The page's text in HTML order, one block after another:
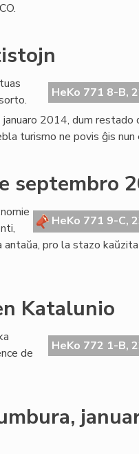
HeKo 771 8-B,
2014, dum restado
turismo ne povis ĝis nun
septembro
HeKo 771 9-C,
antaŭa, pro la stazo
Katalunio
HeKo 772 1-B,
de